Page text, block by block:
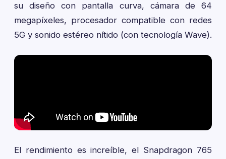
su diseño con pantalla curva, cámara de 64
megapíxeles, procesador compatible con redes
5G y sonido estéreo nítido (con tecnología Wave).
El rendimiento es increíble, el Snapdragon 765